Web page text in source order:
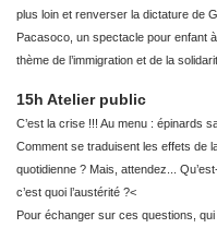
plus loin et renverser la dictature de
Pacasoco, un spectacle pour enfant
thème de l’immigration et de la
15h Atelier public
C’est la crise !!! Au menu : épinards
Comment se traduisent les effets de
quotidienne ? Mais, attendez...
c’est quoi l’austérité ?<
Pour échanger sur ces questions,